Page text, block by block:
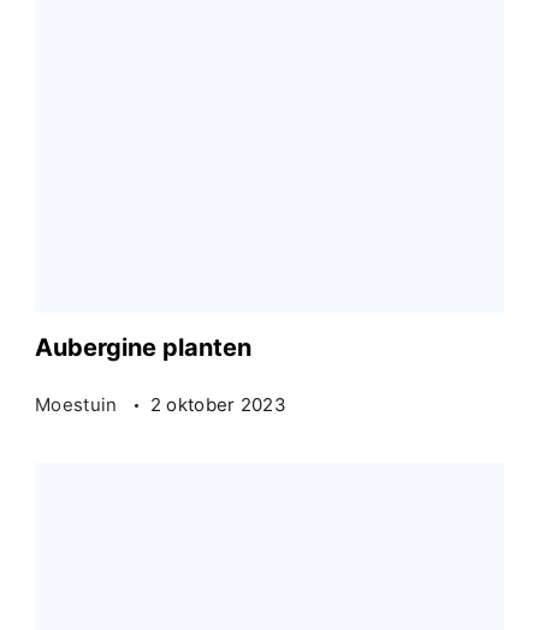
Aubergine planten
Moestuin 2 oktober 2023